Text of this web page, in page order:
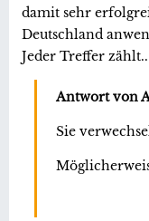
damit sehr
Deutschland
Jeder Treffer
Antwort von
Sie